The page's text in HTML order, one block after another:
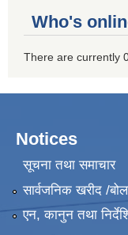
Who's
There are currently
Notices
सूचना तथा समाचार
सार्वजनिक खरीद /
एन, कानुन तथा